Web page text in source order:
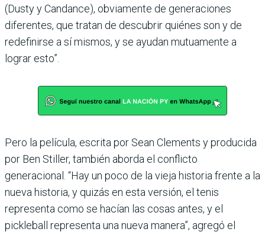
(Dusty y Candance), obviamente de generaciones
diferentes, que tratan de descubrir quiénes son y de
redefinirse a sí mismos, y se ayudan mutuamente a
lograr esto”.
Pero la película, escrita por Sean Clements y producida
por Ben Stiller, también aborda el conflicto
generacional. “Hay un poco de la vieja historia frente a la
nueva historia, y quizás en esta versión, el tenis
representa como se hacían las cosas antes, y el
pickleball representa una nueva manera”, agregó el